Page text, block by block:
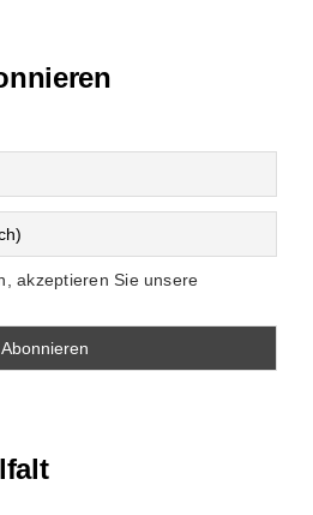
akzeptieren Sie unsere